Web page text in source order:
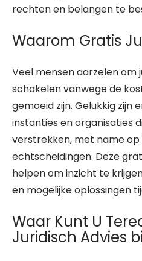
rechten en belangen te
Waarom Gratis
Veel mensen aarzelen om
schakelen vanwege de
gemoeid zijn. Gelukkig zijn
instanties en organisaties
verstrekken, met name
echtscheidingen. Deze
helpen om inzicht te
en mogelijke oplossingen
Waar Kunt U
Juridisch Advies